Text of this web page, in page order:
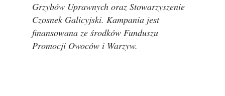
Grzybów Uprawnych oraz Stowarzyszenie
Czosnek Galicyjski. Kampania jest
finansowana ze środków Funduszu
Promocji Owoców i Warzyw.